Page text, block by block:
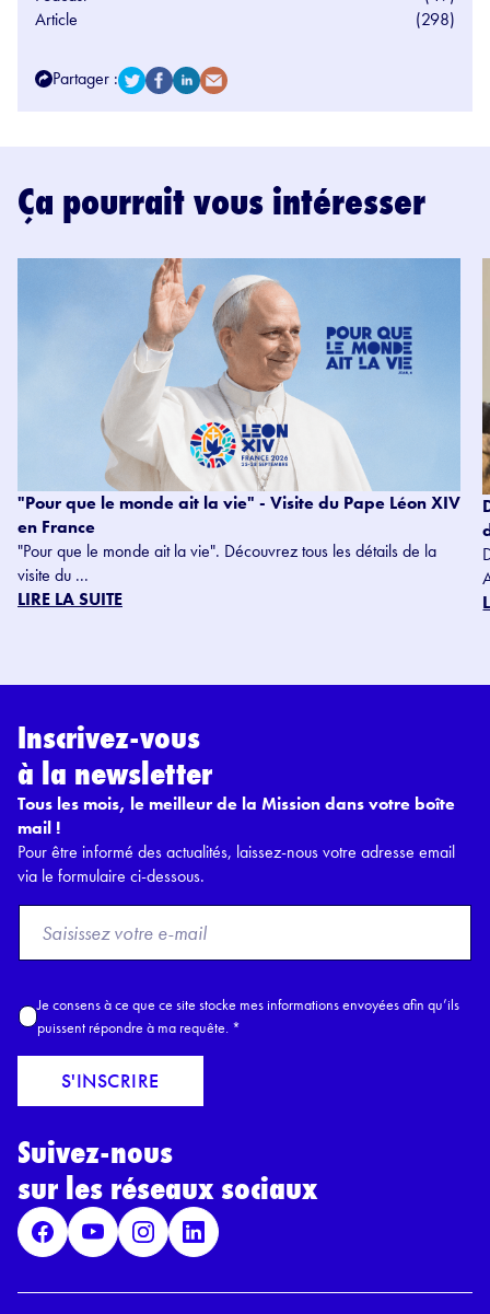
Article
(298)
Partager :
Ça pourrait vous intéresser
"Pour que le monde ait la vie" - Visite du Pape Léon XIV
en France
"Pour que le monde ait la vie". Découvrez tous les détails de la
visite du ...
LIRE LA SUITE
Inscrivez-vous
à la newsletter
Tous les mois, le meilleur de la Mission dans votre boîte
mail !
Pour être informé des actualités, laissez-nous votre adresse email
via le formulaire ci-dessous.
o
E
a
l
A
c
c
r
R
P
D
*
Je consens à ce que ce site stocke mes informations envoyées afin qu’ils
puissent répondre à ma requête. *
S'INSCRIRE
Suivez-nous
sur les réseaux sociaux